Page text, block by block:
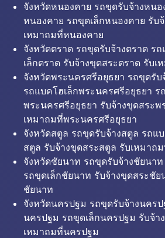
จังหวัดหนองคาย รถขุดรับจ้างหนอ
หนองคาย รถขุดเล็กหนองคาย รับ
เหมาถมที่หนองคาย
จังหวัดตราด รถขุดรับจ้างตราด ร
เล็กตราด รับจ้างขุดสระตราด รับเ
จังหวัดพระนครศรีอยุธยา รถขุดรับ
รถแบคโฮเล็กพระนครศรีอยุธยา ร
พระนครศรีอยุธยา รับจ้างขุดสระพ
เหมาถมที่พระนครศรีอยุธยา
จังหวัดสตูล รถขุดรับจ้างสตูล รถแ
สตูล รับจ้างขุดสระสตูล รับเหมาถ
จังหวัดชัยนาท รถขุดรับจ้างชัยนา
รถขุดเล็กชัยนาท รับจ้างขุดสระชั
ชัยนาท
จังหวัดนครปฐม รถขุดรับจ้างนคร
นครปฐม รถขุดเล็กนครปฐม รับจ้า
เหมาถมที่นครปฐม